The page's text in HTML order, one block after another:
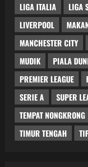
LIGA ITALIA
LIGA
LIVERPOOL
MANCHESTER CITY
MUDIK
PIALA
PREMIER LEAGUE
SERIE A
SUPER
TEMPAT NONGKRONG
TIMUR TENGAH